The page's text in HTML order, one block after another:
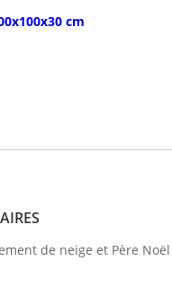
cm
de neige et Père Noël